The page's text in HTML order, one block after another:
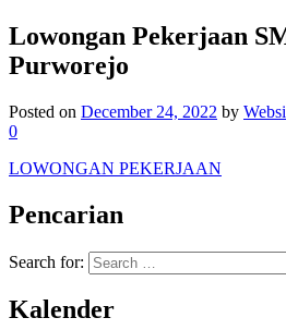
Lowongan Pekerjaan
Purworejo
Posted on December 24, 2022 by
0
LOWONGAN PEKERJAAN
Pencarian
Search for:
Kalender